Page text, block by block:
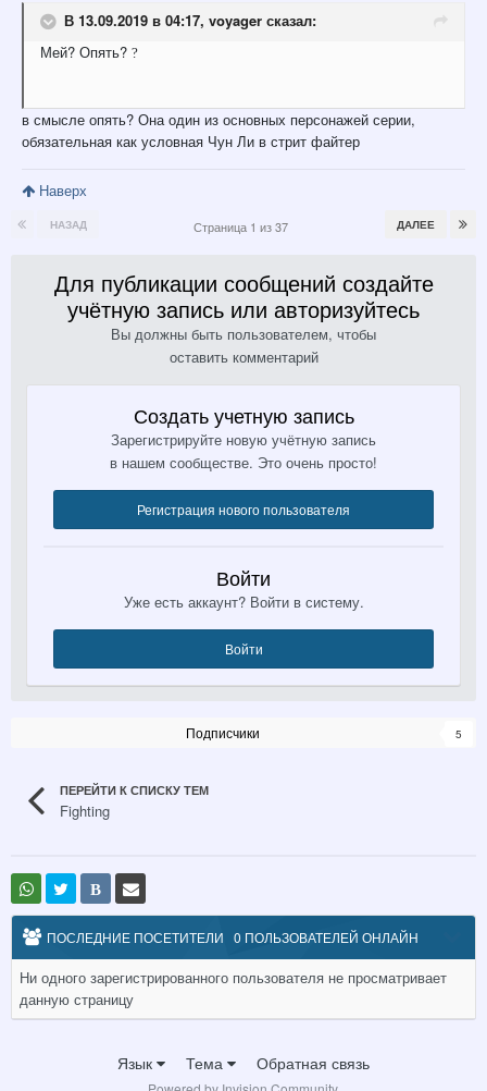
В 13.09.2019 в 04:17, voyager сказал:
Мей? Опять? ?
в смысле опять? Она один из основных персонажей серии,
обязательная как условная Чун Ли в стрит файтер
Наверх
НАЗАД ДАЛЕЕ
Страница 1 из 37
Для публикации сообщений создайте
учётную запись или авторизуйтесь
Вы должны быть пользователем, чтобы
оставить комментарий
Создать учетную запись
Зарегистрируйте новую учётную запись
в нашем сообществе. Это очень просто!
Регистрация нового пользователя
Войти
Уже есть аккаунт? Войти в систему.
Войти
Подписчики 5
ПЕРЕЙТИ К СПИСКУ ТЕМ
Fighting
В
ПОСЛЕДНИЕ ПОСЕТИТЕЛИ 0 ПОЛЬЗОВАТЕЛЕЙ ОНЛАЙН
Ни одного зарегистрированного пользователя не просматривает
данную страницу
Язык Тема Обратная связь